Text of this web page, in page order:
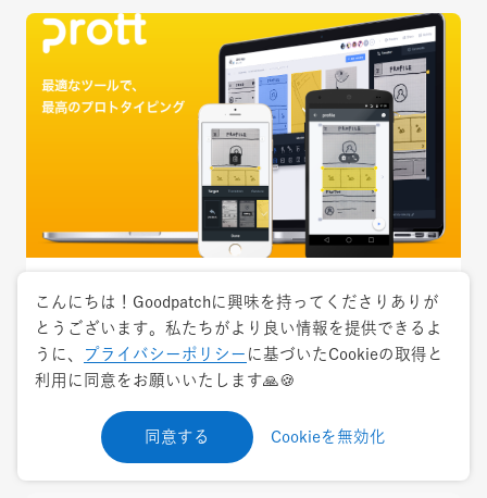
トレンド 2018.4.20
Prottユーザー必見！開発メンバーおすすめ活
用TIPSまとめ
プロトタイピング Prott
こんにちは！Goodpatchに興味を持ってくださりありが
とうございます。私たちがより良い情報を提供できるよ
うに、
プライバシーポリシー に基づいたCookieの取得と
利用に同意をお願いいたします🙏🍪
同意する Cookieを無効化